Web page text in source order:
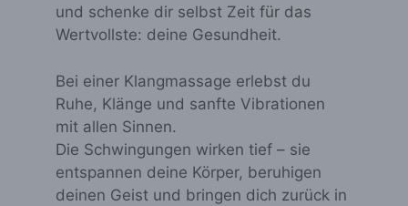
und schenke dir selbst Zeit für das
Wertvollste: deine Gesundheit.
Bei einer Klangmassage erlebst du
Ruhe, Klänge und sanfte Vibrationen
mit allen Sinnen.
Die Schwingungen wirken tief – sie
entspannen deine Körper, beruhigen
deinen Geist und bringen dich zurück in